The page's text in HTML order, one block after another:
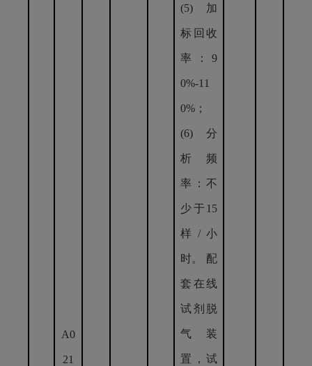
A0
21
(5) 加
标回收
率：9
0%-11
0%；
(6) 分
析频
率：不
少于15
样/小
时。 配
套在线
试剂脱
气装
置，试